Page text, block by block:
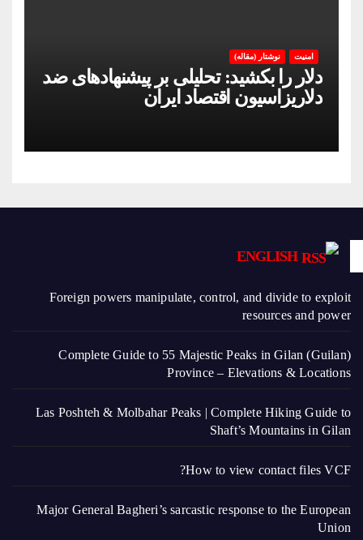
امنیت نوشتار (مقاله)
دلار را بکشید: تحلیلی بر پیشنهادهای ضد
دلاریزاسیون اقتصاد ایران
ENGLISH
Foreign powers manipulate, control, and divide to exploit
resources and power
Complete Guide to 55 Majestic Peaks in Gilan (Guilan)
Province – Elevations & Locations
Las Poshteh & Molbahar Peaks | Complete Hiking Guide to
Shaft’s Mountains in Gilan
How to view contact files VCF?
Major General Bagheri’s sarcastic response to the European
Union